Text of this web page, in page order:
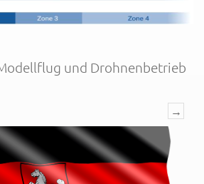
und Drohnenbetrieb
→